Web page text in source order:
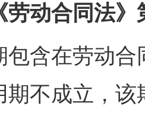
动合同法》
在劳动合
期不成立，